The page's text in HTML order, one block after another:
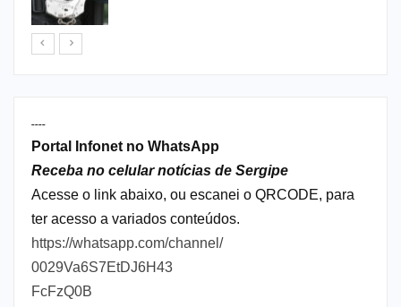
----
Portal Infonet no WhatsApp
Receba no celular notícias de Sergipe
Acesse o link abaixo, ou escanei o QRCODE, para
ter acesso a variados conteúdos.
https://whatsapp.com/channel/
0029Va6S7EtDJ6H43
FcFzQ0B